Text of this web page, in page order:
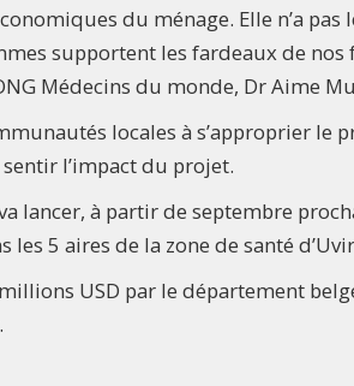
du ménage. Elle n’a
supportent les fardeaux de
Médecins du monde, Dr Aime
locales à s’approprier le
l’impact du projet.
lancer, à partir de septembre
5 aires de la zone de santé
USD par le département